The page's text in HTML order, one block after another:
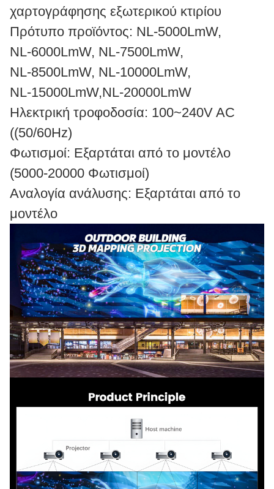
χαρτογράφησης εξωτερικού κτιρίου
Πρότυπο προϊόντος: NL-5000LmW,
NL-6000LmW, NL-7500LmW,
NL-8500LmW, NL-10000LmW,
NL-15000LmW,NL-20000LmW
Ηλεκτρική τροφοδοσία: 100~240V AC
((50/60Hz)
Φωτισμοί: Εξαρτάται από το μοντέλο
(5000-20000 Φωτισμοί)
Αναλογία ανάλυσης: Εξαρτάται από το
μοντέλο